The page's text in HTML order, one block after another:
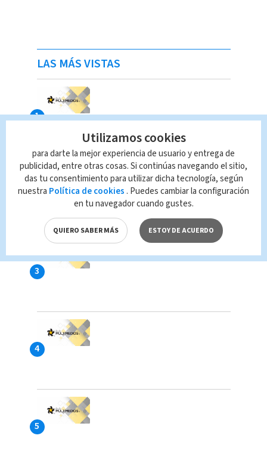
LAS MÁS VISTAS
Utilizamos cookies
para darte la mejor experiencia de usuario y entrega de
publicidad, entre otras cosas. Si continúas navegando el sitio,
das tu consentimiento para utilizar dicha tecnología, según
nuestra Política de cookies . Puedes cambiar la configuración
en tu navegador cuando gustes.
QUIERO SABER MÁS ESTOY DE ACUERDO